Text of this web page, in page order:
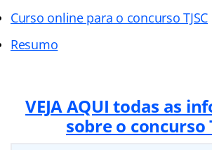
Curso online para o concurso TJSC
Resumo
VEJA AQUI todas as
sobre o concurso